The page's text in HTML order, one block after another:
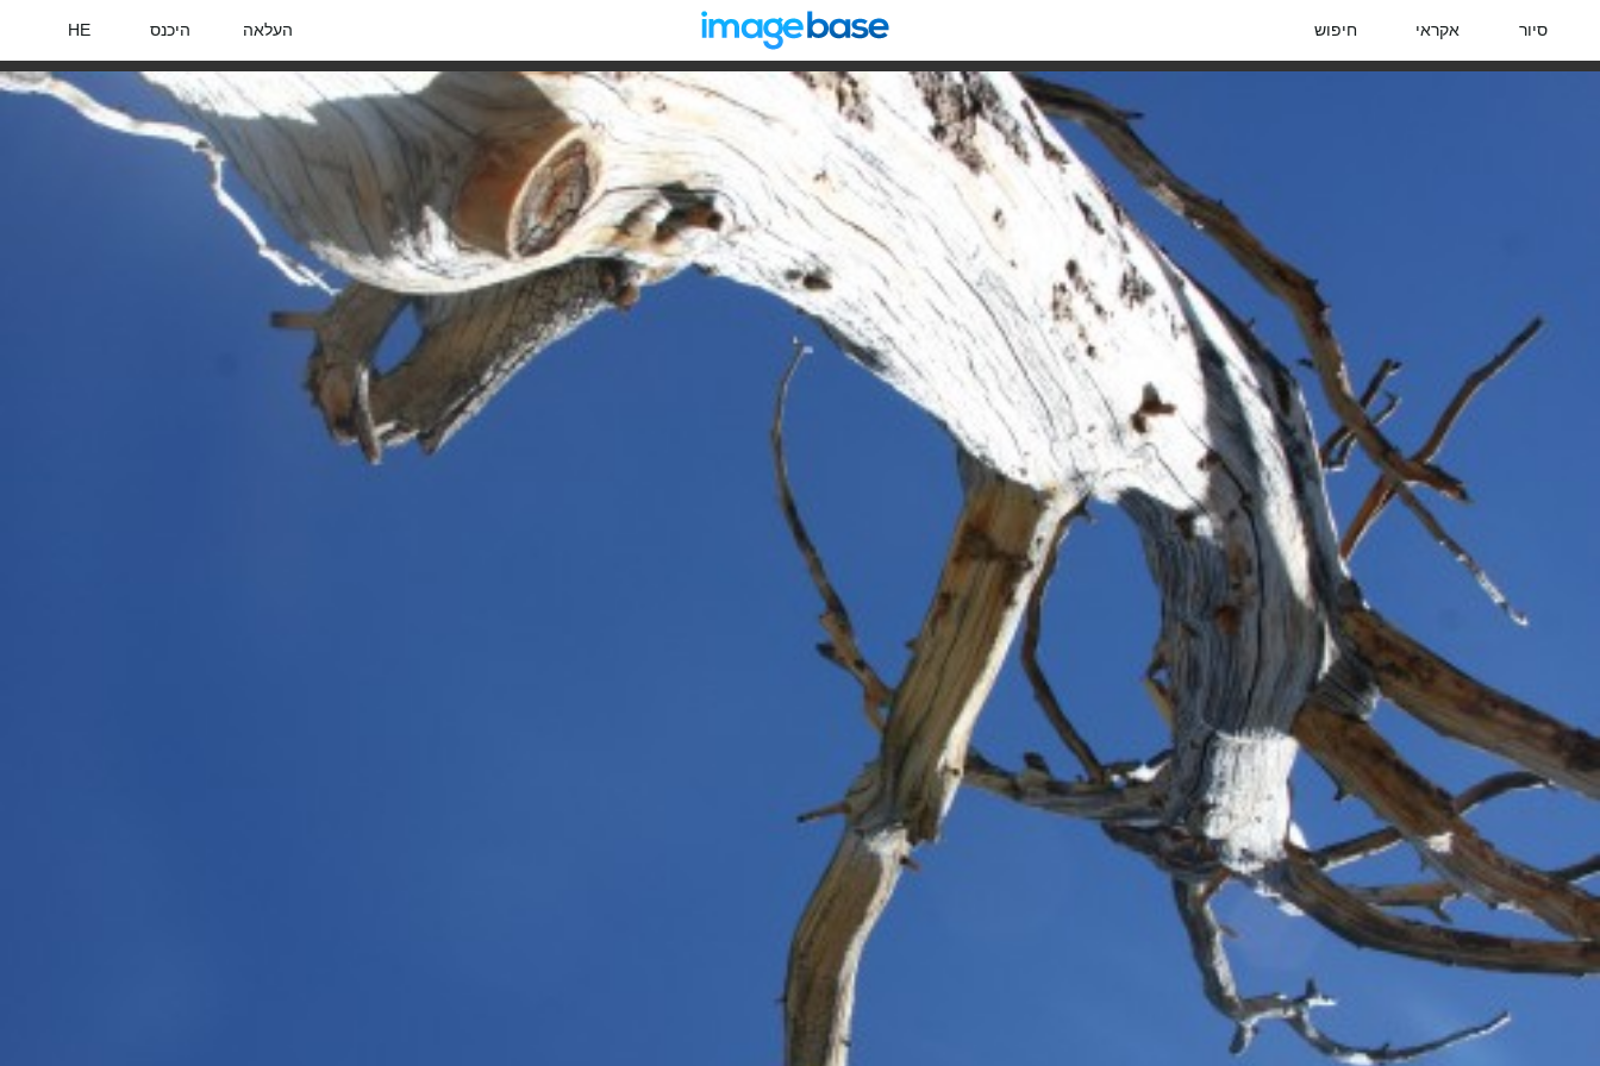
סיור אקראי חיפוש העלאה היכנס HE